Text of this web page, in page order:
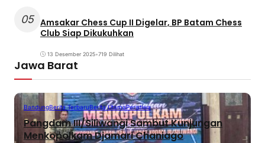
05 Amsakar Chess Cup II Digelar, BP Batam Chess
Club Siap Dikukuhkan
13 Desember 2025•719 Dilihat
Jawa Barat
BandungBerita TerbaruBerita UtamaPeristiwa
Pangdam III/Siliwangi Sambut Kunjungan
Menkopolkam Djamari Chaniago